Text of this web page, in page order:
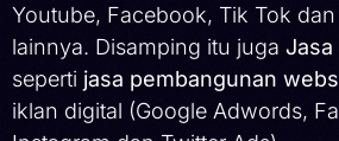
Youtube, Facebook, Tik Tok
lainnya. Disamping itu juga Jasa
seperti jasa pembangunan
iklan digital (Google Adwords,